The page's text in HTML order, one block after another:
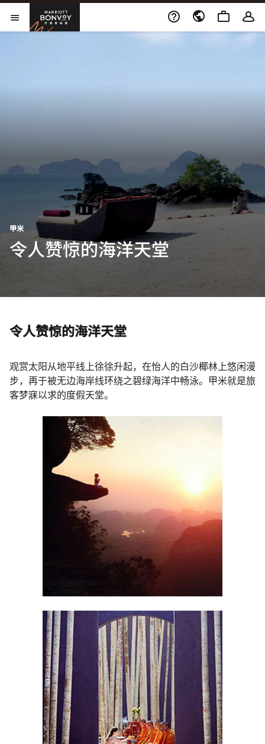
跳到内容
打开菜单Marriott Bonvoy 打开新窗口
甲米
令人赞惊的海洋天堂
令人赞惊的海洋天堂
观赏太阳从地平线上徐徐升起，在怡人的白沙椰林上悠闲漫
步，再于被无边海岸线环绕之碧绿海洋中畅泳。甲米就是旅
客梦寐以求的度假天堂。